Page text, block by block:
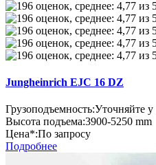
Jungheinrich EJC 16 DZ
Грузоподъемность:Уточняйте
Высота подъема:3900-5250 mm
Цена*:По запросу
Подробнее